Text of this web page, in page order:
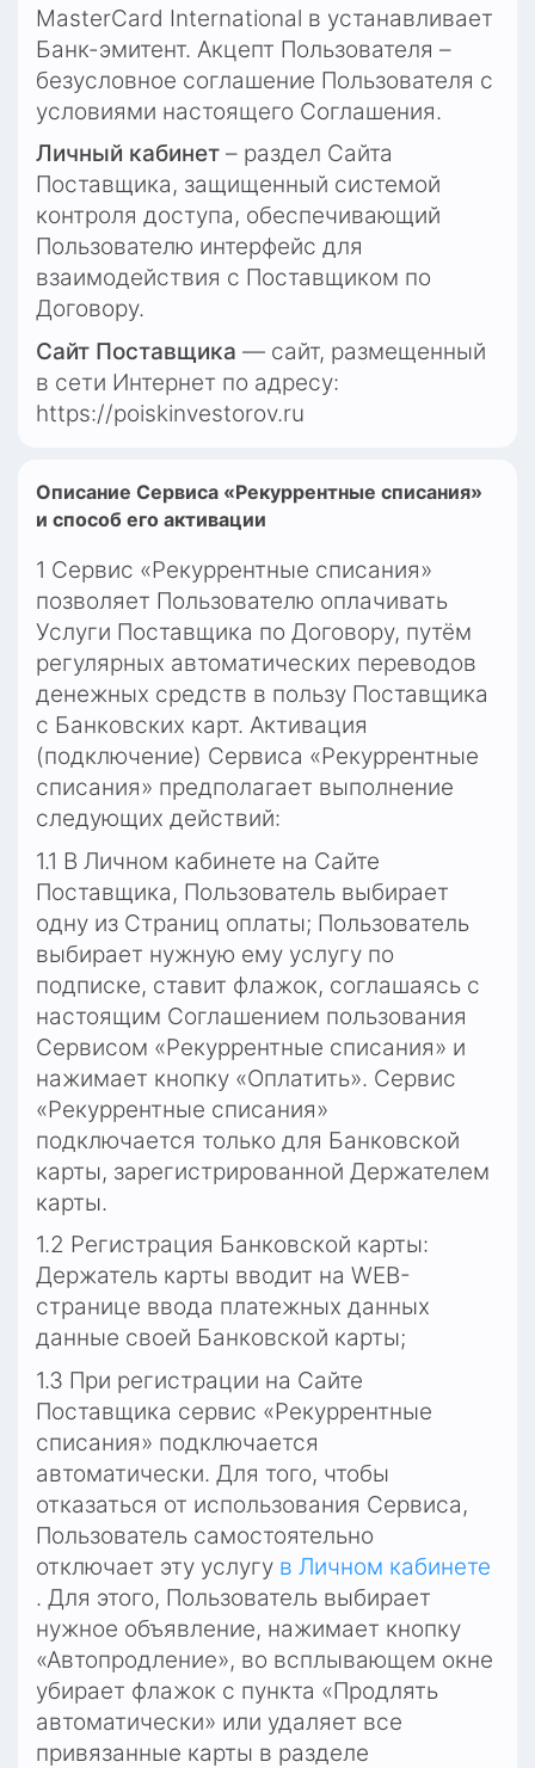
MasterCard International в устанавливает
Банк-эмитент. Акцепт Пользователя –
безусловное соглашение Пользователя с
условиями настоящего Соглашения.
Личный кабинет – раздел Сайта
Поставщика, защищенный системой
контроля доступа, обеспечивающий
Пользователю интерфейс для
взаимодействия с Поставщиком по
Договору.
Сайт Поставщика — сайт, размещенный
в сети Интернет по адресу:
https://poiskinvestorov.ru
Описание Сервиса «Рекуррентные списания»
и способ его активации
1 Сервис «Рекуррентные списания»
позволяет Пользователю оплачивать
Услуги Поставщика по Договору, путём
регулярных автоматических переводов
денежных средств в пользу Поставщика
с Банковских карт. Активация
(подключение) Сервиса «Рекуррентные
списания» предполагает выполнение
следующих действий:
1.1 В Личном кабинете на Сайте
Поставщика, Пользователь выбирает
одну из Страниц оплаты; Пользователь
выбирает нужную ему услугу по
подписке, ставит флажок, соглашаясь с
настоящим Соглашением пользования
Сервисом «Рекуррентные списания» и
нажимает кнопку «Оплатить». Сервис
«Рекуррентные списания»
подключается только для Банковской
карты, зарегистрированной Держателем
карты.
1.2 Регистрация Банковской карты:
Держатель карты вводит на WEB-
странице ввода платежных данных
данные своей Банковской карты;
1.3 При регистрации на Сайте
Поставщика сервис «Рекуррентные
списания» подключается
автоматически. Для того, чтобы
отказаться от использования Сервиса,
Пользователь самостоятельно
отключает эту услугу в Личном кабинете
. Для этого, Пользователь выбирает
нужное объявление, нажимает кнопку
«Автопродление», во всплывающем окне
убирает флажок с пункта «Продлять
автоматически» или удаляет все
привязанные карты в разделе